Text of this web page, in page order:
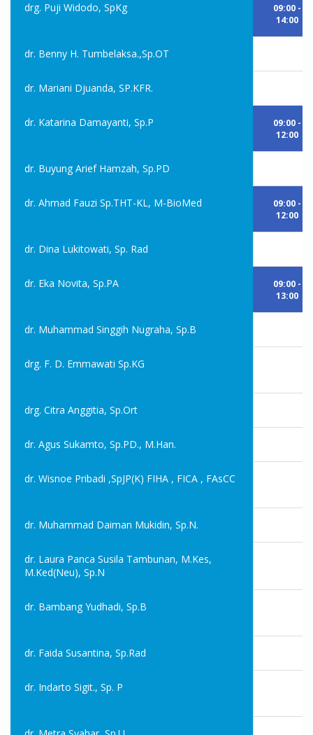
drg. Puji Widodo, SpKg
09:00 -
14:00
dr. Benny H. Tumbelaksa.,Sp.OT
dr. Mariani Djuanda, SP.KFR.
dr. Katarina Damayanti, Sp.P
09:00 -
12:00
dr. Buyung Arief Hamzah, Sp.PD
dr. Ahmad Fauzi Sp.THT-KL, M-BioMed
09:00 -
12:00
dr. Dina Lukitowati, Sp. Rad
dr. Eka Novita, Sp.PA
09:00 -
13:00
dr. Muhammad Singgih Nugraha, Sp.B
drg. F. D. Emmawati Sp.KG
drg. Citra Anggitia, Sp.Ort
dr. Agus Sukamto, Sp.PD., M.Han.
dr. Wisnoe Pribadi ,SpJP(K) FIHA , FICA , FAsCC
dr. Muhammad Daiman Mukidin, Sp.N.
dr. Laura Panca Susila Tambunan, M.Kes,
M.Ked(Neu), Sp.N
dr. Bambang Yudhadi, Sp.B
dr. Faida Susantina, Sp.Rad
dr. Indarto Sigit., Sp. P